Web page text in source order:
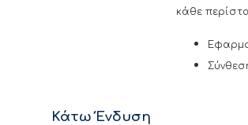
κάθε
Κάτω Ένδυση